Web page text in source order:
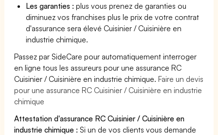
Les garanties :plus vous prenez de garanties ou
diminuez vos franchises plus le prix de votre contrat
d'assurance sera élevé Cuisinier / Cuisinière en
industrie chimique.
Passez par SideCare pour automatiquement interroger
en ligne tous les assureurs pour une assurance RC
Cuisinier / Cuisinière en industrie chimique.Faire un devis
pour une assurance RC Cuisinier / Cuisinière en industrie
chimique
Attestation d'assurance RC Cuisinier / Cuisinière en
industrie chimique : Si un de vos clients vous demande